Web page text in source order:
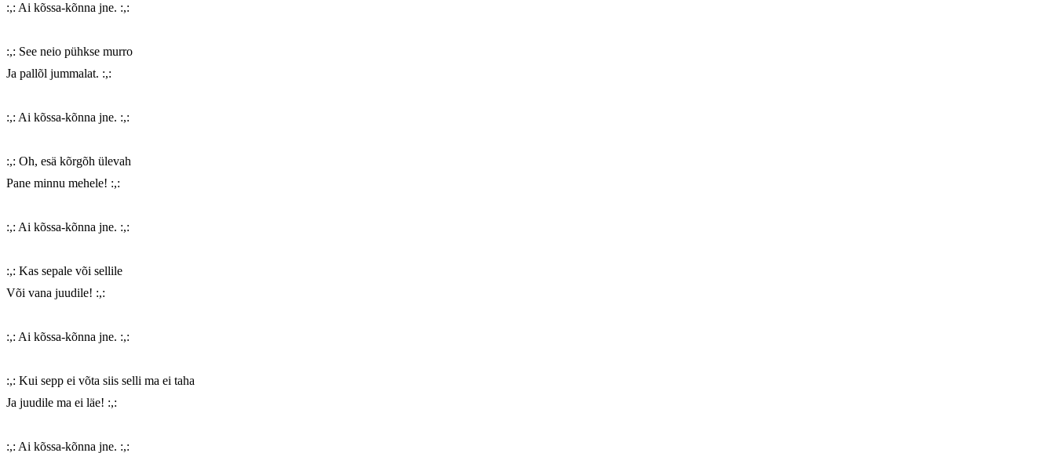
:,: Ai kõssa-kõnna jne. :,:
:,: See neio pühkse murro
Ja pallõl jummalat. :,:
:,: Ai kõssa-kõnna jne. :,:
:,: Oh, esä kõrgõh ülevah
Pane minnu mehele! :,:
:,: Ai kõssa-kõnna jne. :,:
:,: Kas sepale või sellile
Või vana juudile! :,:
:,: Ai kõssa-kõnna jne. :,:
:,: Kui sepp ei võta siis selli ma ei taha
Ja juudile ma ei läe! :,:
:,: Ai kõssa-kõnna jne. :,: